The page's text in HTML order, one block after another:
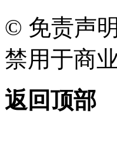
© 免责声
禁用于商
返回顶部